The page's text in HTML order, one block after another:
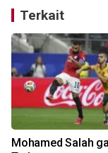
Terkait
Mohamed Salah